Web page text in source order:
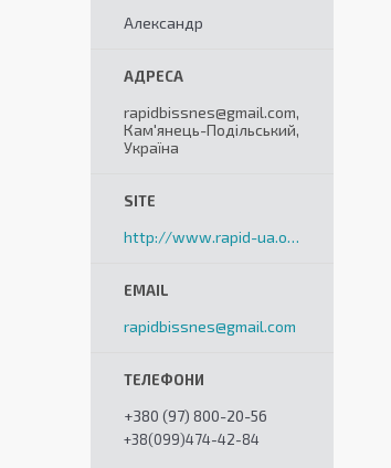
Александр
rapidbissnes@gmail.com,
Кам'янець-Подільський,
Україна
http://www.rapid-ua.org
rapidbissnes@gmail.com
+380 (97) 800-20-56
+38(099)474-42-84